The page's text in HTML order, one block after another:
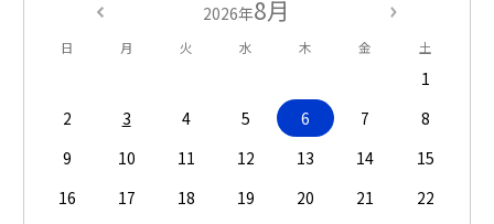
2026年8月
日 月 火 水 木 金 土
1
2
3 4 5 6 7
8
9
10 11 12 13 14
15
16
17 18 19 20 21
22